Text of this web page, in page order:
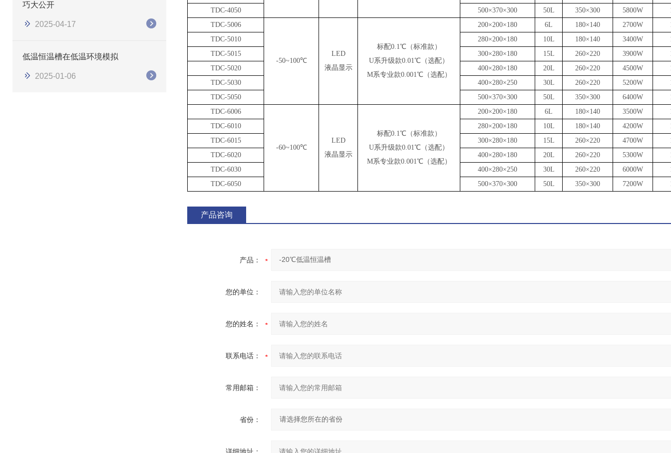
巧大公开
2025-04-17
低温恒温槽在低温环境模拟
2025-01-06
TDC-4050
500×370×300 50L 350×300 5800W
TDC-5006
-50~100℃
LED
液晶显示
标配0.1℃（标准款）
U系升级款0.01℃（选配）
M系专业款0.001℃（选配）
200×200×180 6L 180×140 2700W
TDC-5010
280×200×180 10L 180×140 3400W
TDC-5015
300×280×180 15L 260×220 3900W
TDC-5020
400×280×180 20L 260×220 4500W
TDC-5030
400×280×250 30L 260×220 5200W
TDC-5050
500×370×300 50L 350×300 6400W
TDC-6006
-60~100℃
LED
液晶显示
标配0.1℃（标准款）
U系升级款0.01℃（选配）
M系专业款0.001℃（选配）
200×200×180 6L 180×140 3500W
TDC-6010
280×200×180 10L 180×140 4200W
TDC-6015
300×280×180 15L 260×220 4700W
TDC-6020
400×280×180 20L 260×220 5300W
TDC-6030
400×280×250 30L 260×220 6000W
TDC-6050
500×370×300 50L 350×300 7200W
产品咨询
产品：
您的单位：
您的姓名：
联系电话：
常用邮箱：
省份：